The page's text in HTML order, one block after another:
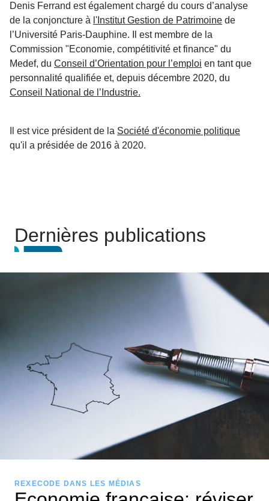
Denis Ferrand est également chargé du cours d’analyse
de la conjoncture à l'Institut Gestion de Patrimoine de
l’Université Paris-Dauphine. Il est membre de la
Commission "Economie, compétitivité et finance" du
Medef, du Conseil d’Orientation pour l’emploi en tant que
personnalité qualifiée et, depuis décembre 2020, du
Conseil National de l’Industrie.
Il est vice président de la Société d'économie politique
qu'il a présidée de 2016 à 2020.
Dernières publications
REXECODE DANS LES MÉDIAS